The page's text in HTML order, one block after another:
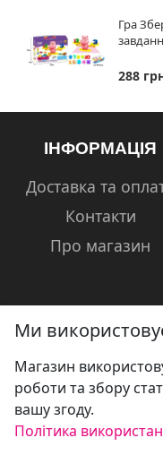
Гра
288
ІНФОРМАЦІЯ
Доставка та
Контакти
Про магазин
Ми
Магазин
роботи та збору
вашу згоду.
Політика